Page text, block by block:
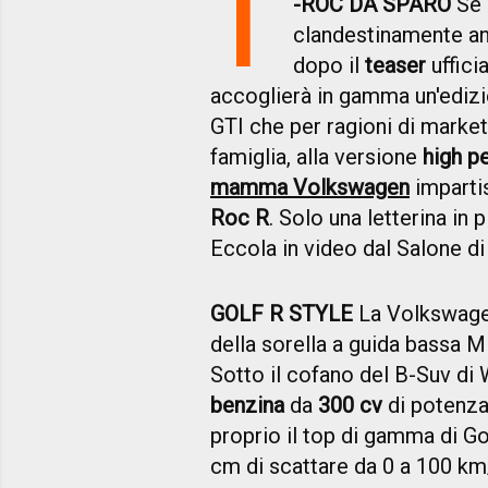
clandestinamente
dopo ilteaser
accoglierà in gamma
GTI che per ragioni di
famiglia, alla versione high
mamma Volkswagen
Roc R. Solo una letterina in
Eccola in video dal Salone
GOLF R STYLE La
della sorella a guida bassa
Sotto il cofano del B-Suv di
benzinada 300 cvdi
proprio il top di gamma di
cm di scattare da 0 a 100